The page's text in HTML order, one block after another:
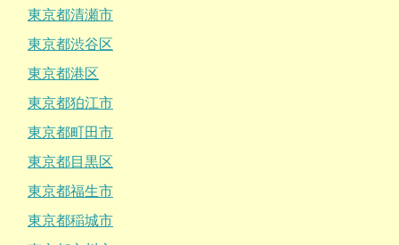
東京都清瀬市
東京都渋谷区
東京都港区
東京都狛江市
東京都町田市
東京都目黒区
東京都福生市
東京都稲城市